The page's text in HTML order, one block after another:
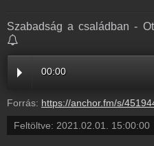
Szabadság a családban -
00:00
Forrás: https://anchor.fm/s/45194458/podcast/play/35731778/
Feltöltve: 2021.02.01. 15:00:00